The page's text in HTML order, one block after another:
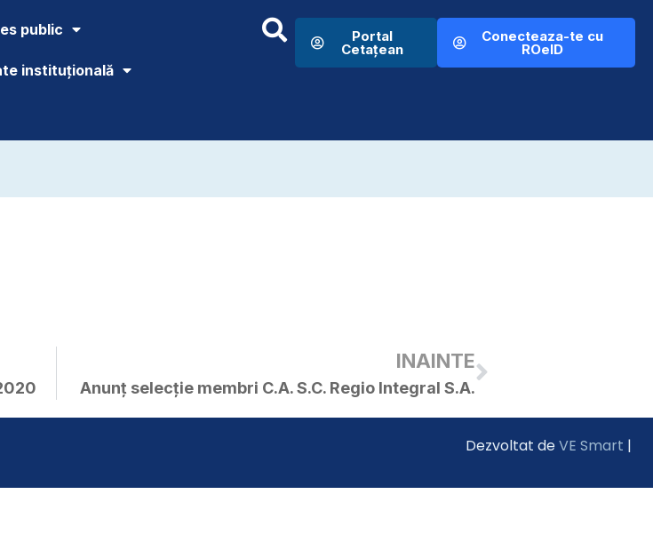
public
instituțională
Portal
Cetațean
Conecteaza-te cu
ROeID
INAINTE
Anunț selecție membri C.A. S.C. Regio Integral S.A.
Dezvoltat deVE Smart |